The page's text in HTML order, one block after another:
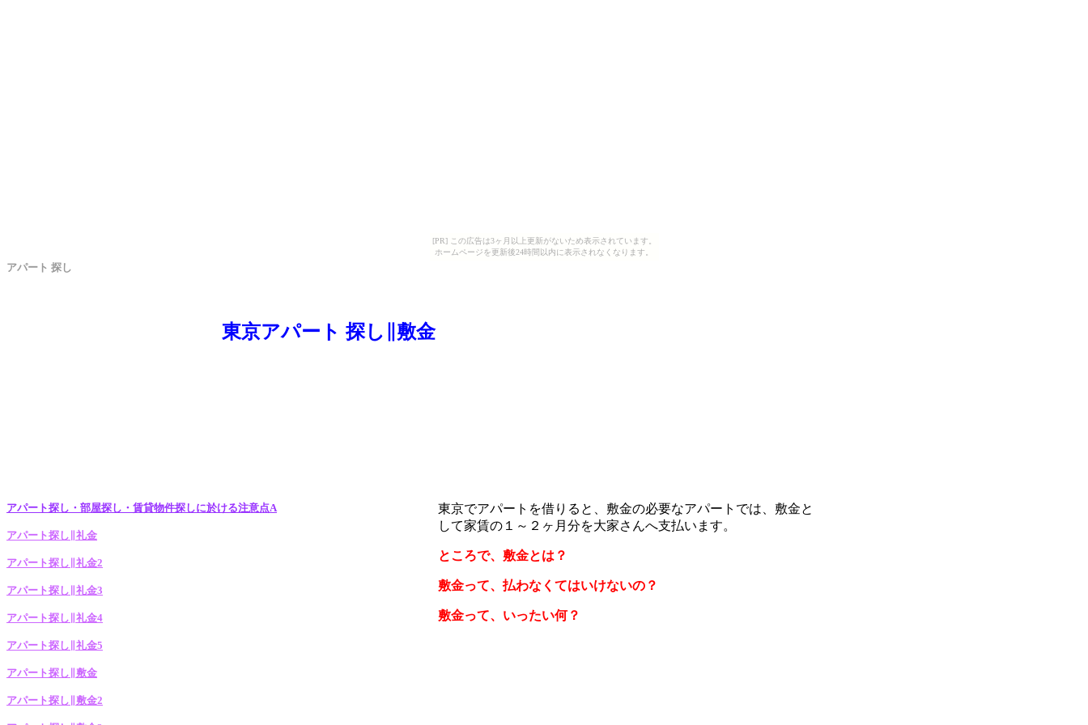
[PR] この広告は3ヶ月以上更新がないため表示されています。
ホームページを更新後24時間以内に表示されなくなります。
アパート 探し
東京アパート 探し∥敷金
アパート探し・部屋探し・賃貸物件探しに於ける注意点A
アパート探し∥礼金
アパート探し∥礼金2
アパート探し∥礼金3
アパート探し∥礼金4
アパート探し∥礼金5
アパート探し∥敷金
アパート探し∥敷金2
東京でアパートを借りると、敷金の必要なアパートでは、敷金と
して家賃の１～２ヶ月分を大家さんへ支払います。
ところで、敷金とは？
敷金って、払わなくてはいけないの？
敷金って、いったい何？